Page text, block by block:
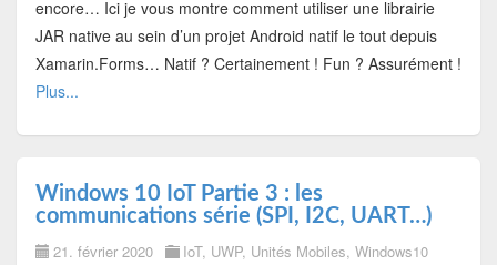
encore… Ici je vous montre comment utiliser une librairie
JAR native au sein d’un projet Android natif le tout depuis
Xamarin.Forms… Natif ? Certainement ! Fun ? Assurément !
Plus...
Windows 10 IoT Partie 3 : les
communications série (SPI, I2C, UART…)
21. février 2020 IoT, UWP, Unités Mobiles, Windows10